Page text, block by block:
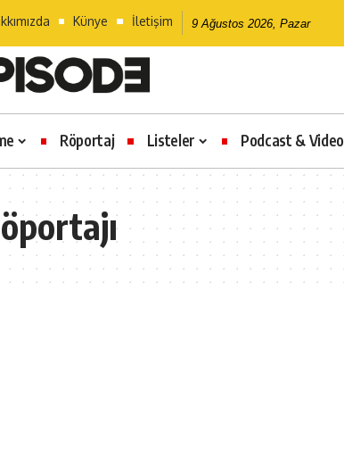
Künye İletişim 9 Ağustos 2026, Pazar
Röportaj Listeler Podcast & Video